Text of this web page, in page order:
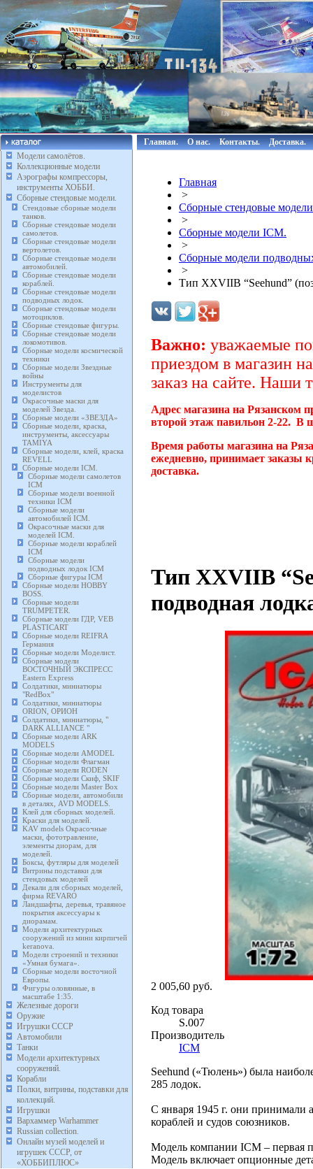
Модели самолётов.
Коллекционные модели
Аэрографы компрессоры,
инструменты ХОББИ.
Сборные стендовые модели.
Стендовые сборные модели
танков.
Сборные стендовые модели
самолетов.
Сборные стендовые модели
вертолетов.
Сборные стендовые модели
автомобилей.
Сборные стендовые модели
кораблей.
Сборные стендовые модели
подводных лодок.
Сборные стендовые модели
мотоциклов.
Сборные стендовые фигуры.
Сборные стендовые модели
локомотивов.
Сборные модели космической
техники
Сборные модели Звездные
войны
Инструменты для
моделистов
Окрасочные маски для
моделей Звезда.
Сборные модели «ЗВЕЗДА»
Сборные модели, краска,
инструменты, аксессуары
TAMIYA
Сборные модели, клей, краска
REVELL
Сборные модели ICM.
Сборные модели самолетов
ICM
Сборные модели военной
техники ICM
Сборные модели
автомобилей ICM.
Окрасочные маски для
моделей ICM.
Сборные модели кораблей
ICM
Сборные модели
подводных лодок ICM
Сборные фигуры ICM
Сборные модели HOBBY
BOSS.
Сборные модели
TRUMPETER.
Сборные модели ГДР, VEB
PLASTICART
Сборные модели REIFRA
Германия
Сборные модели Моделист.
Сборные модели
ВОСТОЧНЫЙ ЭКСПРЕСС
Eastern Express
Солдатики, миниатюры
"RedBox"
Солдатики, миниатюры
ORION, ОРИОН
Солдатики, миниатюры, "
DARK ALLIANCE "
Сборные модели ARK
MODELS
Сборные модели AMODEL
Сборные модели Флагман
Сборные модели RODEN
Сборные модели Скиф, SKIF
Сборные модели Master Box
Сборные модели, автомобили
в деталях, AVD MODELS.
Клей для сборных моделей.
Краски для моделей.
KAV models Окрасочные
маски, фототравление,
элементы диорам, для
моделей.
Боксы, футляры для моделей
Витрины подставки для
стендовых моделей
Декали для сборных моделей,
фирма REVARO
Ландшафты, деревья, травяное
покрытия аксессуары к
диорамам.
Модели архитектурных
сооружений из мини кирпичей
keranova.
Модели строений и техники
«Умная бумага».
Сборные модели восточной
Европы.
Фигуры оловянные, в
масштабе 1:35.
Железные дороги
Оружие
Игрушки СССР
Автомобили
Танки
Модели архитектурных
сооружений.
Корабли
Полки, витрины, подставки для
коллекций.
Игрушки
Вархаммер Warhammer
Russian collection.
Онлайн музей моделей и
игрушек СССР, от
«ХОББИПЛЮС»
Главная. О нас. Контакты. Доставка.
Главная
>
Сборные стендовые
>
Сборные модели ICM.
>
Сборные модели
>
Тип XXVIIB “Seehund”
Важно: уважаемые
приездом в магазин
заказ на сайте. Наши
Адрес магазина на Рязанском
второй этаж павильон 2-22. В
Время работы магазина на
ежедневно, принимает заказы
доставка.
Тип XXVIIB
подводная
2 005,60 руб.
Код товара
S.007
Производитель
ICM
Seehund («Тюлень») была
285 лодок.
С января 1945 г. они принимали
кораблей и судов союзников.
Модель компании ICM – первая
Модель включает опционные